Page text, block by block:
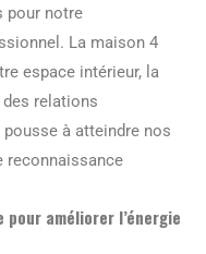
pour notre
La maison 4
espace intérieur, la
relations
à atteindre nos
reconnaissance
améliorer l’énergie